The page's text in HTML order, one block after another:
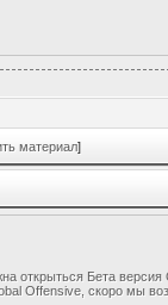
материал]
открыться Бета
Offensive, скоро мы